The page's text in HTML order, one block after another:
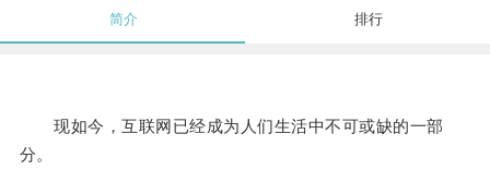
简介 排行
现如今，互联网已经成为人们生活中不可或缺的一部
分。